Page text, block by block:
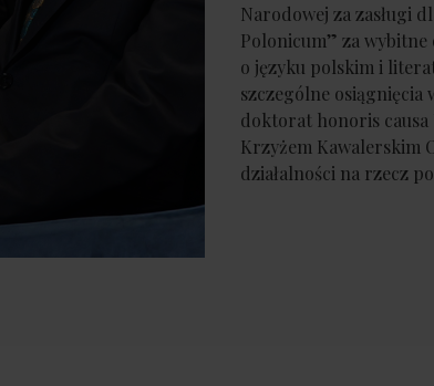
Narodowej za zasługi
Polonicum” za wybitne
o języku polskim i
szczególne
doktorat honoris
Krzyżem Kawalerskim
działalności na rzecz